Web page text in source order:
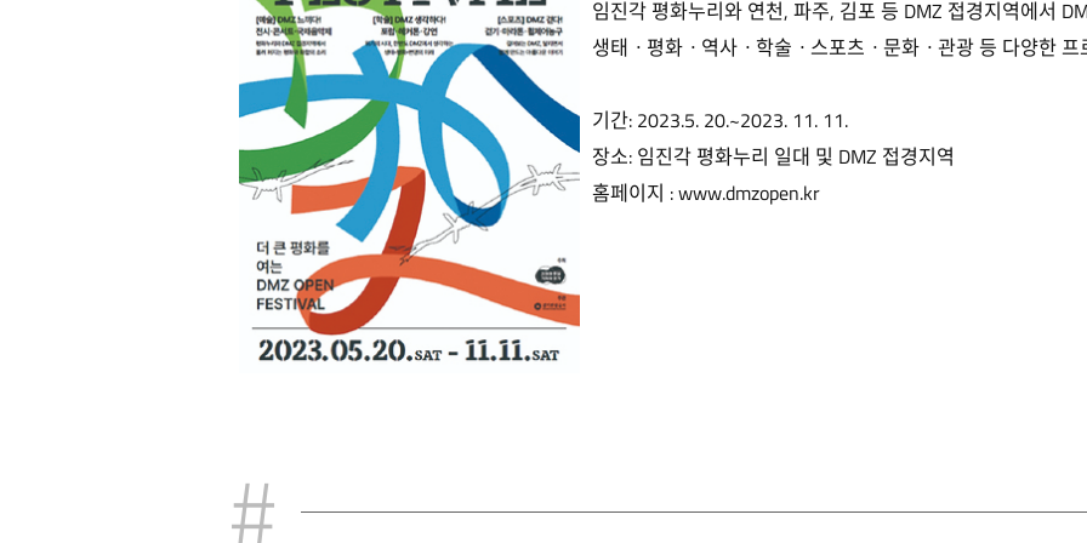
임진각 평화누리와 연천, 파주, 김포 등 DMZ 접경지역에서
생태ㆍ평화ㆍ역사ㆍ학술ㆍ스포츠ㆍ문화ㆍ관광 등 다양한
기간: 2023.5. 20.~2023. 11. 11.
장소: 임진각 평화누리 일대 및 DMZ 접경지역
홈페이지 :www.dmzopen.kr